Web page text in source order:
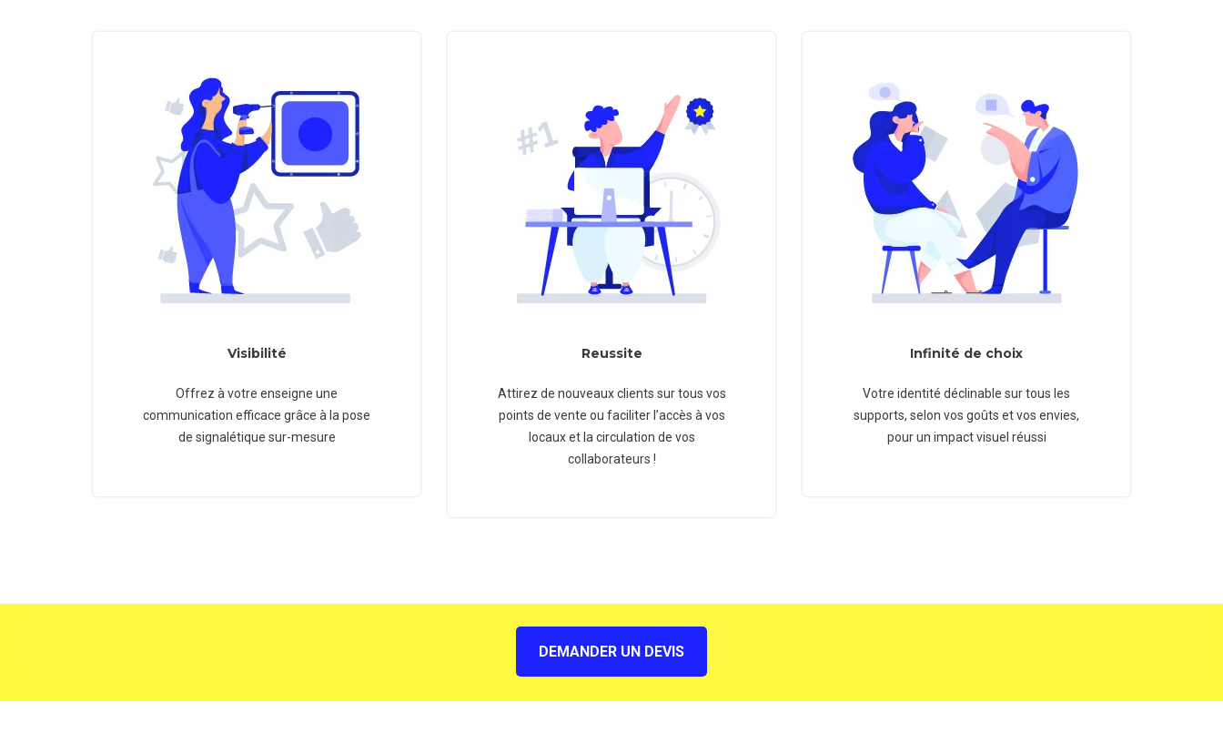
Visibilité
Offrez à votre enseigne une
communication efficace grâce à la pose
de signalétique sur-mesure
Reussite
Attirez de nouveaux clients sur tous vos
points de vente ou faciliter l’accès à vos
locaux et la circulation de vos
collaborateurs !
Infinité de choix
Votre identité déclinable sur tous les
supports, selon vos goûts et vos envies,
pour un impact visuel réussi
DEMANDER UN DEVIS